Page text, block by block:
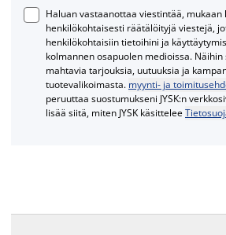
Haluan vastaanottaa viestintää, mukaan
henkilökohtaisesti räätälöityjä viestejä,
henkilökohtaisiin tietoihini ja
kolmannen osapuolen medioissa.
mahtavia tarjouksia, uutuuksia ja
tuotevalikoimasta. myynti- ja
peruuttaa suostumukseni JYSK:n
lisää siitä, miten JYSK käsittelee